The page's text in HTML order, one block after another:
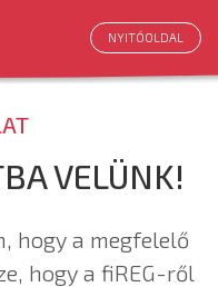
NYITÓOLDAL
VELÜNK!
hogy a megfelelő
hogy a fiREG-ről